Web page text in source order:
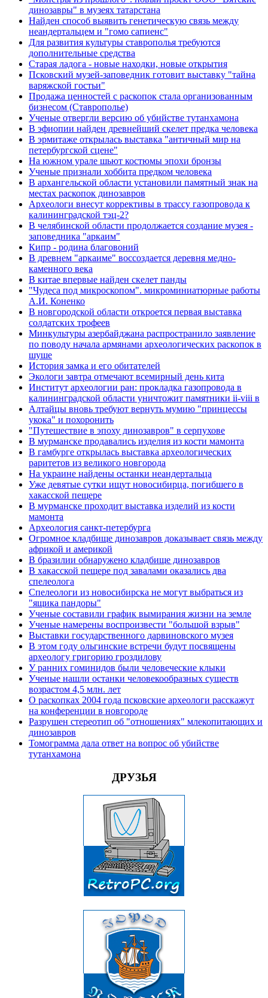
динозавры" в музеях татарстана
Найден способ выявить генетическую связь между
неандертальцем и "гомо сапиенс"
Для развития культуры ставрополья требуются
дополнительные средства
Старая ладога - новые находки, новые открытия
Псковский музей-заповедник готовит выставку "тайна
варяжской гостьи"
Продажа ценностей с раскопок стала организованным
бизнесом (Ставрополье)
Ученые отвергли версию об убийстве тутанхамона
В эфиопии найден древнейший скелет предка человека
В эрмитаже открылась выставка "античный мир на
петербургской сцене"
На южном урале шьют костюмы эпохи бронзы
Ученые признали хоббита предком человека
В архангельской области установили памятный знак на
местах раскопок динозавров
Археологи внесут коррективы в трассу газопровода к
калининградской тэц-2?
В челябинской области продолжается создание музея -
заповедника "аркаим"
Кипр - родина благовоний
В древнем "аркаиме" воссоздается деревня медно-
каменного века
В китае впервые найден скелет панды
"Чудеса под микроскопом". микроминиатюрные работы
А.И. Коненко
В новгородской области откроется первая выставка
солдатских трофеев
Минкультуры азеpбайджана распространило заявление
по поводу начала аpмянами археологических раскопок в
шуше
История замка и его обитателей
Экологи завтра отмечают всемирный день кита
Институт археологии ран: прокладка газопровода в
калининградской области уничтожит памятники ii-viii в
Алтайцы вновь требуют вернуть мумию "принцессы
укока" и похоронить
"Путешествие в эпоху динозавров" в серпухове
В мурманске продавались изделия из кости мамонта
В гамбурге открылась выставка археологических
раритетов из великого новгорода
На украине найдены останки неандертальца
Уже девятые сутки ищут новосибирца, погибшего в
хакасской пещере
В мурманске проходит выставка изделий из кости
мамонта
Археология санкт-петербурга
Огромное кладбище динозавров доказывает связь между
африкой и америкой
В бразилии обнаружено кладбище динозавров
В хакасской пещере под завалами оказались два
спелеолога
Спелеологи из новосибирска не могут выбраться из
"ящика пандоры"
Ученые составили график вымирания жизни на земле
Ученые намерены воспроизвести "большой взрыв"
Выставки государственного дарвиновского музея
В этом году ольгинские встречи будут посвящены
археологу григорию гроздилову
У ранних гоминидов были человеческие клыки
Ученые нашли останки человекообразных существ
возрастом 4,5 млн. лет
О раскопках 2004 года псковские археологи расскажут
на конференции в новгороде
Разрушен стереотип об "отношениях" млекопитающих и
динозавров
Томограмма дала ответ на вопрос об убийстве
тутанхамона
ДРУЗЬЯ